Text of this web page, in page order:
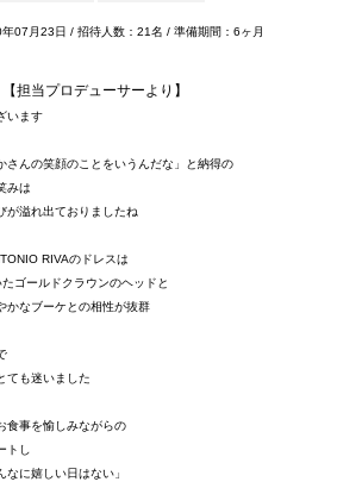
07月23日 / 招待人数：21名 / 準備期間：6ヶ月
【担当プロデューサーより】
います
さんの笑顔のことをいうんだな」と納得の
みは
が溢れ出ておりましたね
RIVAのドレスは
ゴールドクラウンのヘッドと
かなブーケとの相性が抜群
ても迷いました
食事を愉しみながらの
トし
に嬉しい日はない」